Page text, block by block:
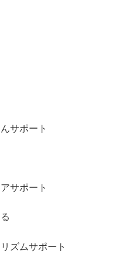
サポート
サポート
ズムサポート